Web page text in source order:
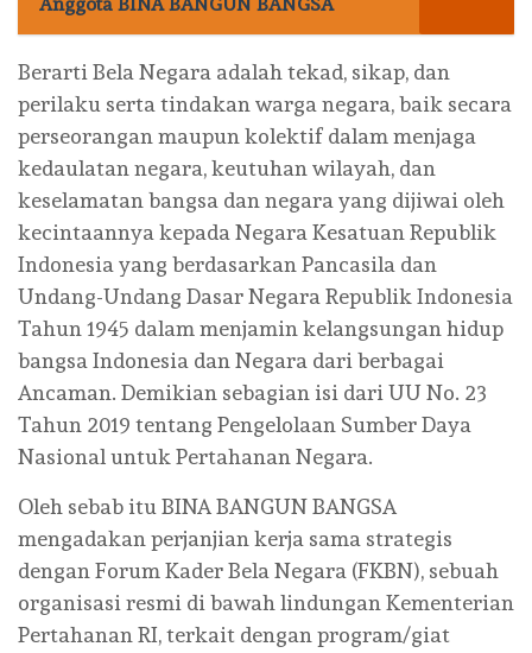
Berarti Bela Negara adalah tekad, sikap, dan
perilaku serta tindakan warga negara, baik secara
perseorangan maupun kolektif dalam menjaga
kedaulatan negara, keutuhan wilayah, dan
keselamatan bangsa dan negara yang dijiwai oleh
kecintaannya kepada Negara Kesatuan Republik
Indonesia yang berdasarkan Pancasila dan
Undang-Undang Dasar Negara Republik Indonesia
Tahun 1945 dalam menjamin kelangsungan hidup
bangsa Indonesia dan Negara dari berbagai
Ancaman. Demikian sebagian isi dari UU No. 23
Tahun 2019 tentang Pengelolaan Sumber Daya
Nasional untuk Pertahanan Negara.
Oleh sebab itu BINA BANGUN BANGSA
mengadakan perjanjian kerja sama strategis
dengan Forum Kader Bela Negara (FKBN), sebuah
organisasi resmi di bawah lindungan Kementerian
Pertahanan RI, terkait dengan program/giat